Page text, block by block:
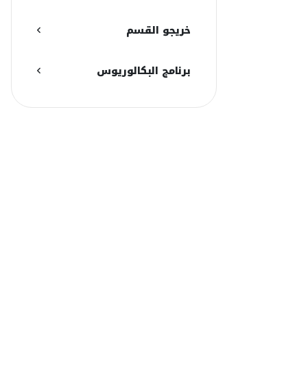
خريجو القسم
برنامج البكالوريوس